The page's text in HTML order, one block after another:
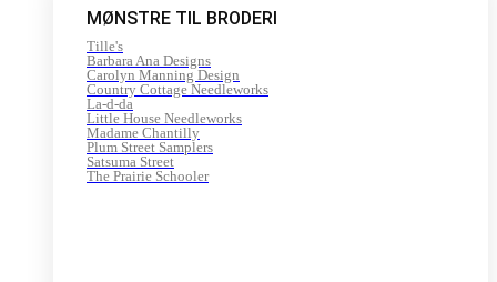
MØNSTRE TIL BRODERI
Tille's
Barbara Ana Designs
Carolyn Manning Design
Country Cottage Needleworks
La-d-da
Little House Needleworks
Madame Chantilly
Plum Street Samplers
Satsuma Street
The Prairie Schooler